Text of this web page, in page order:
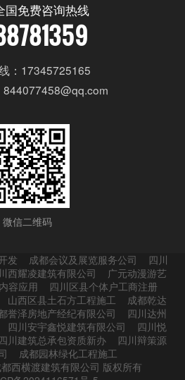
国免费咨询热线
：17345725165
微信二维码
发 成都会议及展览服务公司
四川
西耀凌建筑有限公司
广元动漫游艺
容应用
四川区县个体户工商注册
山西区县土石方工程施工
成都乾达
誉泽房地产经纪有限公司
四川达州
四川安宇鑫悦建筑有限公司
四川悦
四川建筑总承包资质新办
四川辩策源
成都园林绿化工程施工
西横渡建筑有限公司 版权所有